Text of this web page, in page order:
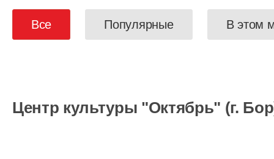
Все Популярные В этом
Центр культуры "Октябрь" (г.